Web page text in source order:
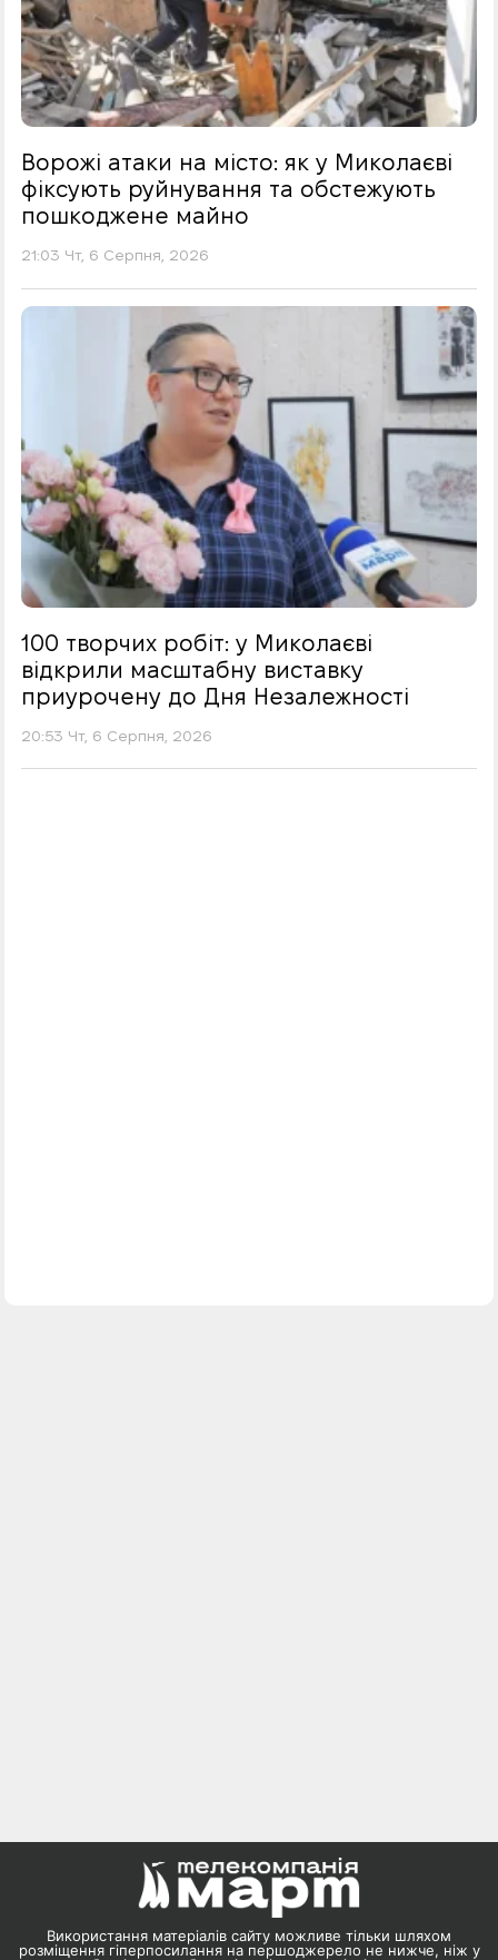
Ворожі атаки на місто: як у Миколаєві
фіксують руйнування та обстежують
пошкоджене майно
21:03 Чт, 6 Серпня, 2026
100 творчих робіт: у Миколаєві
відкрили масштабну виставку
приурочену до Дня Незалежності
20:53 Чт, 6 Серпня, 2026
Використання матеріалів сайту можливе тільки шляхом
розміщення гіперпосилання на першоджерело не нижче, ніж у